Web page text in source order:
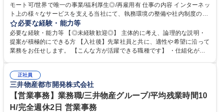
モート可/世界で唯一の事業/福利厚生◎/再雇用有 仕事の内容 インターネッ
ト上の様々なサービスを支える当社にて、執務環境の整備や社内制度の検
討、イベント運営などの幅広い業務を担当し、間接的に会社の生産性向上
や成長に貢献している部署です。 会社の全メンバーが安心して長く成果を
発揮できる環境を整えるために、毎日のメンテナンスや維持管理に加え、
新たな施策検討を積極的に行っていただき、会社全体を巻き込み課題解決
幅広い業務の体得が可能で、多様なキャリアパスを描くことも可能です。
募集職種 【総務】未経験歓迎◎/リモート可/世界で唯一の事業/福利厚生◎/
再雇用有
必要な経験・能力等
必要な経験・能力等 【◎未経験歓迎◎】 主体的に考え、論理的な説明・
提案が積極的にできる方 【入社後】先輩社員と共に、適性や希望に沿って
業務をお任せします。 【こんな方が活躍できる職種です】 ・仕組化が好
対処できる・新しいことに興味関心がある 【魅力】■自己啓発支援：資格
取得や通信教育など費用の80%（年間25万円まで）を補助 ■住宅手当：家
賃の50%（月額7万円まで）を補助 学歴・資格 学歴：大学院 大学 語学
力： 資格：
正社員
三井物産都市開発株式会社
【営業事務】業務職/三井物産グループ/平均残業時間10
H/完全週休2日 営業事務